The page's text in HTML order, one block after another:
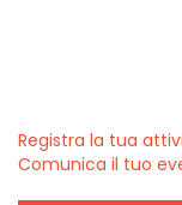
Registra la tua
Comunica il tuo